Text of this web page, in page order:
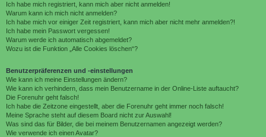
Ich habe mich registriert, kann mich aber nicht anmelden!
Warum kann ich mich nicht anmelden?
Ich habe mich vor einiger Zeit registriert, kann mich aber nicht mehr anmelden?!
Ich habe mein Passwort vergessen!
Warum werde ich automatisch abgemeldet?
Wozu ist die Funktion „Alle Cookies löschen“?
Benutzerpräferenzen und -einstellungen
Wie kann ich meine Einstellungen ändern?
Wie kann ich verhindern, dass mein Benutzername in der Online-Liste auftaucht?
Die Forenuhr geht falsch!
Ich habe die Zeitzone eingestellt, aber die Forenuhr geht immer noch falsch!
Meine Sprache steht auf diesem Board nicht zur Auswahl!
Was sind das für Bilder, die bei meinem Benutzernamen angezeigt werden?
Wie verwende ich einen Avatar?